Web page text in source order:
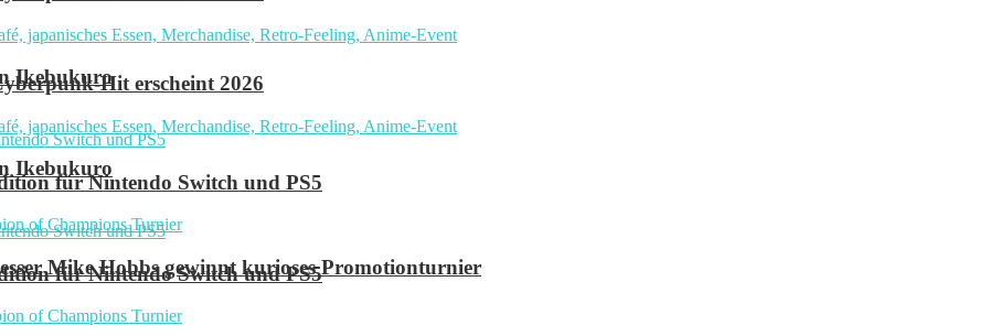
Ikebukuro
für Nintendo Switch und PS5
Mike Hobbs gewinnt kurioses Promotionturnier
Hit erscheint 2026
Ikebukuro
für Nintendo Switch und PS5